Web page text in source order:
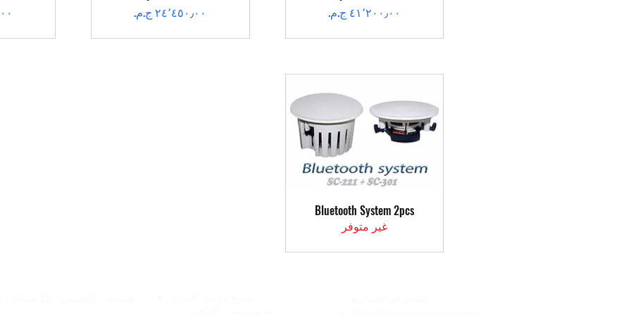
السعر
السعر
العرض السريع
Bluetooth System 2pcs
غير متوفر